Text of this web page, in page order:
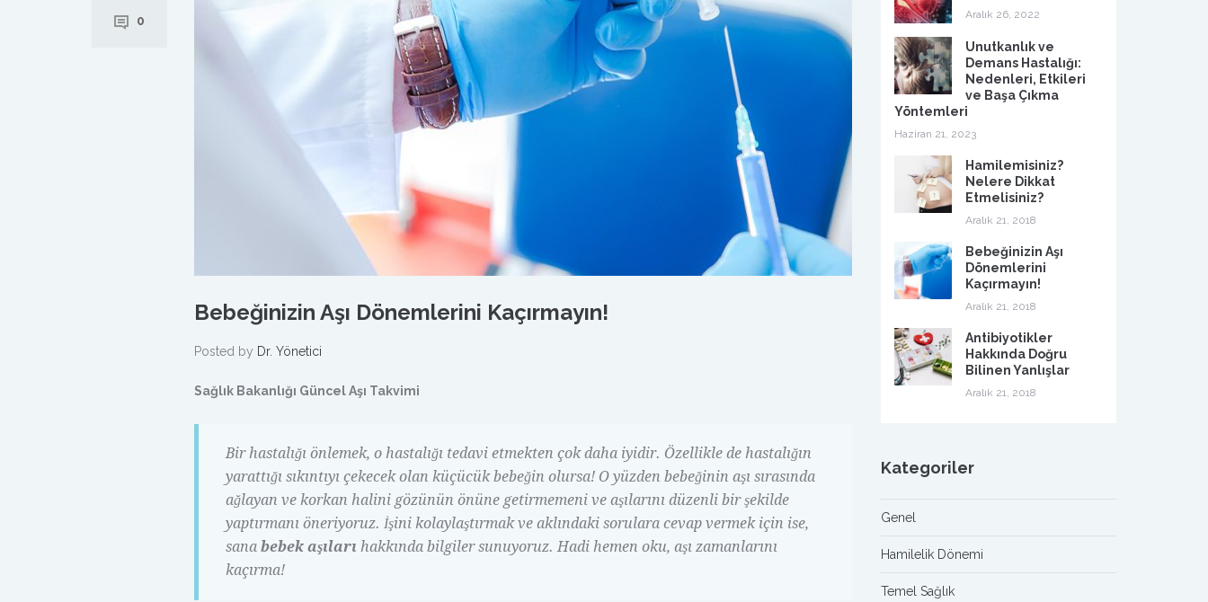
0
Bebeğinizin Aşı Dönemlerini Kaçırmayın!
Posted by Dr. Yönetici
Sağlık Bakanlığı Güncel Aşı Takvimi
Bir hastalığı önlemek, o hastalığı tedavi etmekten çok daha iyidir. Özellikle de hastalığın
yarattığı sıkıntıyı çekecek olan küçücük bebeğin olursa! O yüzden bebeğinin aşı sırasında
ağlayan ve korkan halini gözünün önüne getirmemeni ve aşılarını düzenli bir şekilde
yaptırmanı öneriyoruz. İşini kolaylaştırmak ve aklındaki sorulara cevap vermek için ise,
sana bebek aşıları hakkında bilgiler sunuyoruz. Hadi hemen oku, aşı zamanlarını
kaçırma!
Aralık 26, 2022
Unutkanlık ve
Demans Hastalığı:
Nedenleri, Etkileri
ve Başa Çıkma
Yöntemleri
Haziran 21, 2023
Hamilemisiniz?
Nelere Dikkat
Etmelisiniz?
Aralık 21, 2018
Bebeğinizin Aşı
Dönemlerini
Kaçırmayın!
Aralık 21, 2018
Antibiyotikler
Hakkında Doğru
Bilinen Yanlışlar
Aralık 21, 2018
Kategoriler
Genel
Hamilelik Dönemi
Temel Sağlık